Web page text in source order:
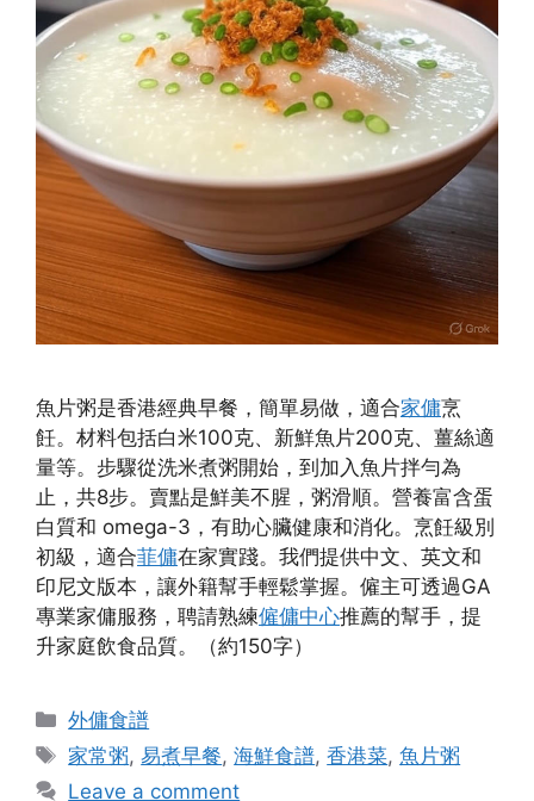
魚片粥是香港經典早餐，簡單易做，適合家傭烹
飪。材料包括白米100克、新鮮魚片200克、薑絲適
量等。步驟從洗米煮粥開始，到加入魚片拌勻為
止，共8步。賣點是鮮美不腥，粥滑順。營養富含蛋
白質和 omega-3，有助心臟健康和消化。烹飪級別
初級，適合菲傭在家實踐。我們提供中文、英文和
印尼文版本，讓外籍幫手輕鬆掌握。僱主可透過GA
專業家傭服務，聘請熟練僱傭中心推薦的幫手，提
升家庭飲食品質。（約150字）
Categories
外傭食譜
Tags
家常粥,易煮早餐,海鮮食譜,香港菜,魚片粥
Leave a comment